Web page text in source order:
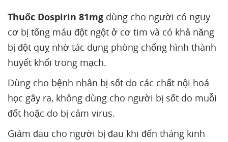
Thuốc Dospirin 81mg dùng cho người có nguy
cơ bị tống máu đột ngột ở cơ tim và có khả năng
bị đột quỵ nhờ tác dụng phòng chống hình thành
huyết khối trong mạch.
Dùng cho bệnh nhân bị sốt do các chất nội hoá
học gây ra, không dùng cho người bị sốt do muỗi
đốt hoặc do bị cảm virus.
Giảm đau cho người bị đau khi đến tháng kinh